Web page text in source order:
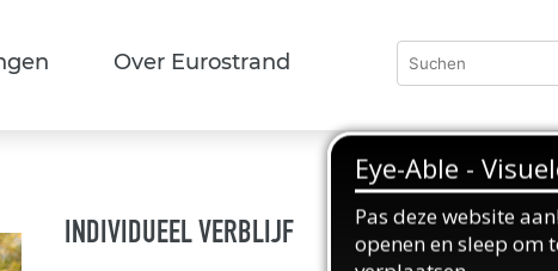
Over Eurostrand
INDIVIDUEEL VERBLIJF